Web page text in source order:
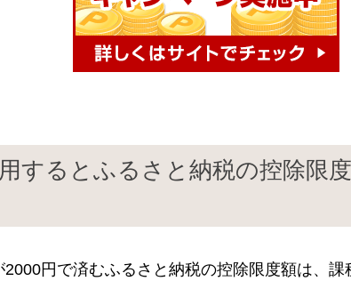
するとふるさと納税の控除限
円で済むふるさと納税の控除限度額は、